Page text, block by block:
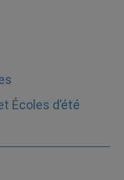
Écoles d’été